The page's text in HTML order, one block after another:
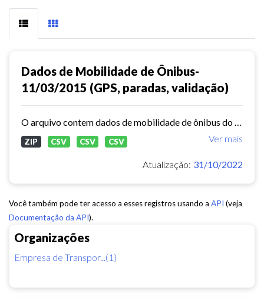
Organizações
Empresa de Transpor...(1)
Dados de Mobilidade de Ônibus-
11/03/2015 (GPS, paradas, validação)
Ver mais
ZIP CSV CSV CSV
Atualização: 31/10/2022
Você também pode ter acesso a esses registros usando a API (veja
Documentação da API).